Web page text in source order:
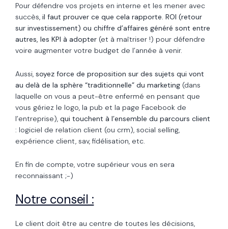
Pour défendre vos projets en interne et les mener avec
succès, il faut prouver ce que cela rapporte. ROI (retour
sur investissement) ou chiffre d’affaires généré sont entre
autres, les KPI à adopter (et à maîtriser !) pour défendre
voire augmenter votre budget de l’année à venir.
Aussi, soyez force de proposition sur des sujets qui vont
au delà de la sphère “traditionnelle” du marketing (dans
laquelle on vous a peut-être enfermé en pensant que
vous gériez le logo, la pub et la page Facebook de
l’entreprise), qui touchent à l’ensemble du parcours client
: logiciel de relation client (ou crm), social selling,
expérience client, sav, fidélisation, etc.
En fin de compte, votre supérieur vous en sera
reconnaissant ;-)
Notre conseil :
Le client doit être au centre de toutes les décisions,